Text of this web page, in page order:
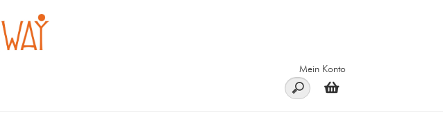
Mein Konto